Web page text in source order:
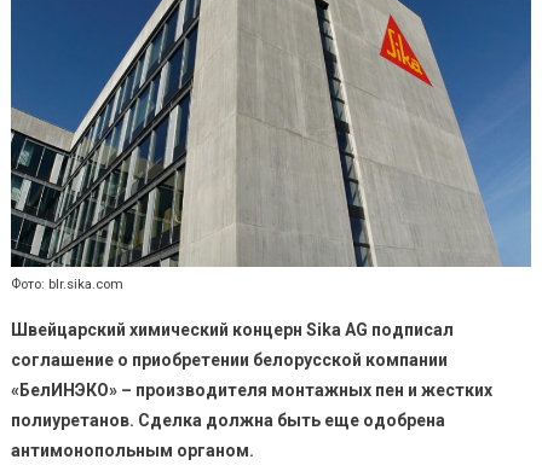
Фото: blr.sika.com
Швейцарский химический концерн Sika AG подписал
cоглашение о приобретении белорусской компании
«БелИНЭКО» – производителя монтажных пен и жестких
полиуретанов. Сделка должна быть еще одобрена
антимонопольным органом.